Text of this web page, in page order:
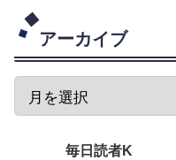
アーカイブ
毎日読者K